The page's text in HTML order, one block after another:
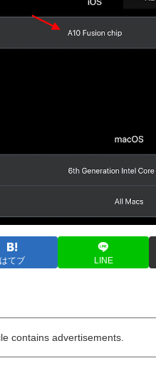
はてブ LINE
contains advertisements.